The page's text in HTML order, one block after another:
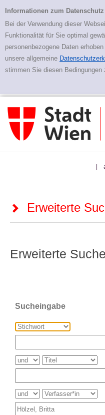
Erweiterte Suche
Informationen zum Datenschutz
Bei der Verwendung dieser
Funktionalität für Sie optimal
personenbezogene Daten
unsere allgemeine
stimmen Sie diesen Bedingungen
|
Erweiterte
Erweiterte Suche
Sucheingabe